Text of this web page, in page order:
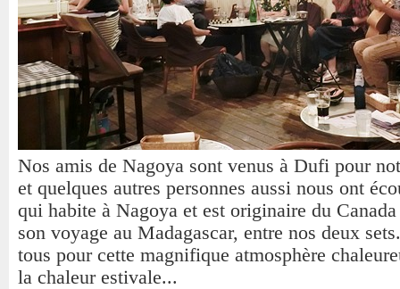
Nos amis de Nagoya sont venus à Dufi pour
et quelques autres personnes aussi nous ont
qui habite à Nagoya et est originaire du
son voyage au Madagascar, entre nos deux
tous pour cette magnifique atmosphère
la chaleur estivale...